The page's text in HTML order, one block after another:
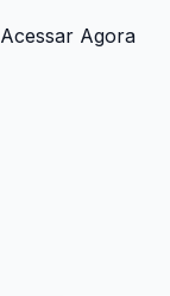
Acessar Agora